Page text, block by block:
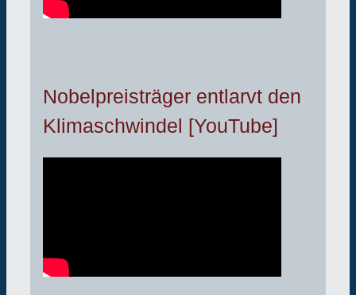
Nobelpreisträger entlarvt den
Klimaschwindel [YouTube]